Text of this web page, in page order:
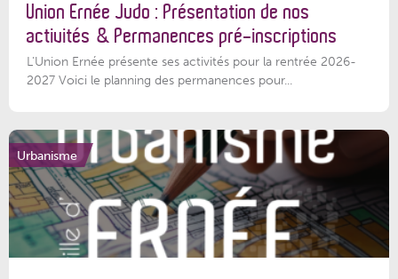
Union Ernée Judo : Présentation de nos
activités & Permanences pré-inscriptions
L'Union Ernée présente ses activités pour la rentrée 2026-
2027 Voici le planning des permanences pour...
Urbanisme